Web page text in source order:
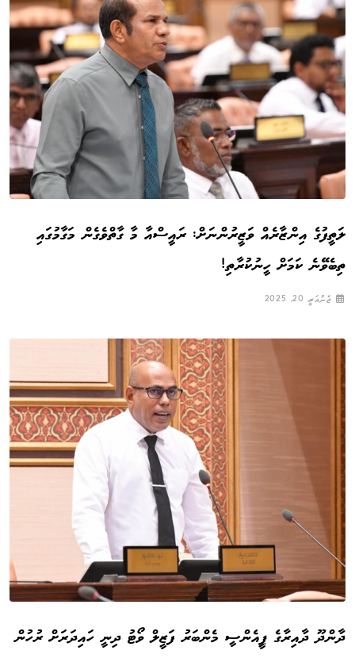
ލަތީފުގެ އިންޒާރެއް ވަޒީރުންނަށް: ރައީސްއާ މާ ގާތްވެގެން މަގާމުގައި
ތިބެވޭނެ ކަމަށް ހީނުކުރާތި!
ޖެނުއަރީ 20, 2025
ދާންދޫ ދާއިރާގެ ޕީއެންސީ މެންބަރު ފަޒީލް ވޯޓު ދިނީ ހައިދަރަށް ރުހުން